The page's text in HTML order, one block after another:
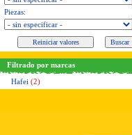
Piezas:
Filtrado por marcas
Hafei (2)